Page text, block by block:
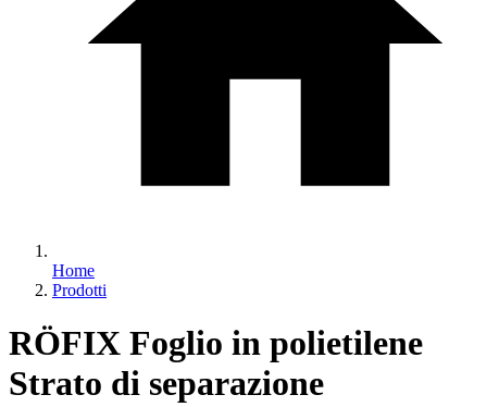
Home
Prodotti
RÖFIX Foglio in polietilene
Strato di separazione